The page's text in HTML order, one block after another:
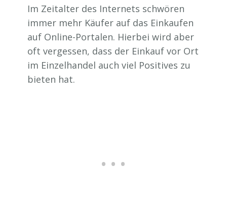
Im Zeitalter des Internets schwören
immer mehr Käufer auf das Einkaufen
auf Online-Portalen. Hierbei wird aber
oft vergessen, dass der Einkauf vor Ort
im Einzelhandel auch viel Positives zu
bieten hat.